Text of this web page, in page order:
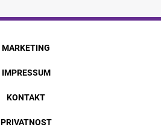
MARKETING
IMPRESSUM
KONTAKT
PRIVATNOST